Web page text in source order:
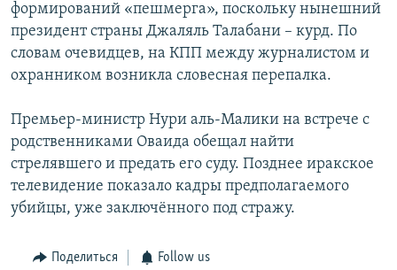
формирований «пешмерга», поскольку нынешний
президент страны Джаляль Талабани – курд. По
словам очевидцев, на КПП между журналистом и
охранником возникла словесная перепалка.
Премьер-министр Нури аль-Малики на встрече с
родственниками Оваида обещал найти
стрелявшего и предать его суду. Позднее иракское
телевидение показало кадры предполагаемого
убийцы, уже заключённого под стражу.
Поделиться Follow us